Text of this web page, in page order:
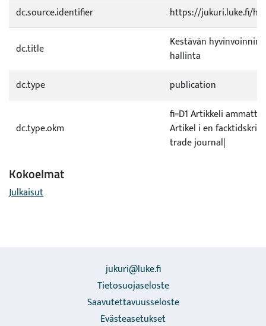
dc.source.identifier
https://jukuri.luke.fi/
dc.title
Kestävän hyvinvoinnin
hallinta
dc.type
publication
dc.type.okm
fi=D1 Artikkeli
Artikel i en
trade journal|
Kokoelmat
Julkaisut
jukuri@luke.fi
Tietosuojaseloste
Saavutettavuusseloste
Evästeasetukset